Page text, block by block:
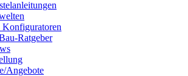
Ratgeber
Angebote